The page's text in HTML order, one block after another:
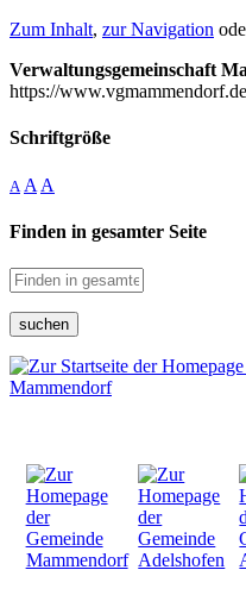
Zum Inhalt, zur Navigation
Verwaltungsgemeinschaft
https://
Schriftgröße
A A A
Finden in gesamter Seite
suchen